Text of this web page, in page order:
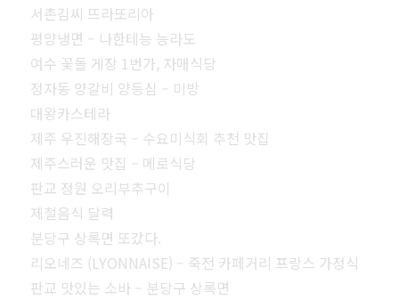
서촌김씨 뜨라또리아
평양냉면 – 나한테능 능라도
여수 꽃돌 게장 1번가, 자매식당
정자동 양갈비 양등심 – 미방
대왕카스테라
제주 우진해장국 – 수요미식회 추천 맛집
제주스러운 맛집 – 메로식당
판교 정원 오리부추구이
제철음식 달력
분당구 상록면 또갔다.
리오네즈 (LYONNAISE) – 죽전 카페거리 프랑스 가정식
판교 맛있는 소바 – 분당구 상록면